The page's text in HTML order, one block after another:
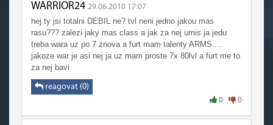
WARRIOR24 29.06.2010 17:07
hej ty jsi totalni DEBIL ne? tvl neni jedno jakou mas
rasu??? zalezi jaky mas class a jak za nej umis ja jedu
treba wara uz po 7 znova a furt mam talenty ARMS....
jakoze war je asi nej ja uz mam proste 7x 80lvl a furt me to
za nej bavi
reagovat (0)
0 0